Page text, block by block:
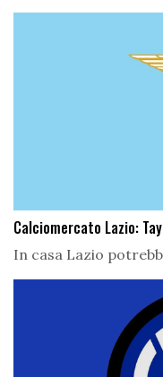
Calciomercato Lazio:
In casa Lazio